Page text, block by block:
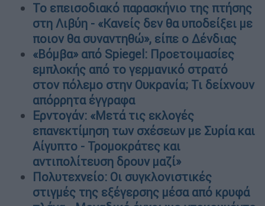
Το επεισοδιακό παρασκήνιο της πτήσης
στη Λιβύη - «Κανείς δεν θα υποδείξει με
ποιον θα συναντηθώ», είπε ο Δένδιας
«Βόμβα» από Spiegel: Προετοιμασίες
εμπλοκής από το γερμανικό στρατό
στον πόλεμο στην Ουκρανία; Τι δείχνουν
απόρρητα έγγραφα
Ερντογάν: «Μετά τις εκλογές
επανεκτίμηση των σχέσεων με Συρία και
Αίγυπτο - Τρομοκράτες και
αντιπολίτευση δρουν μαζί»
Πολυτεχνείο: Οι συγκλονιστικές
στιγμές της εξέγερσης μέσα από κρυφά